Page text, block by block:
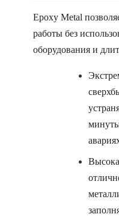
Epoxy Metal
работы без
оборудования и